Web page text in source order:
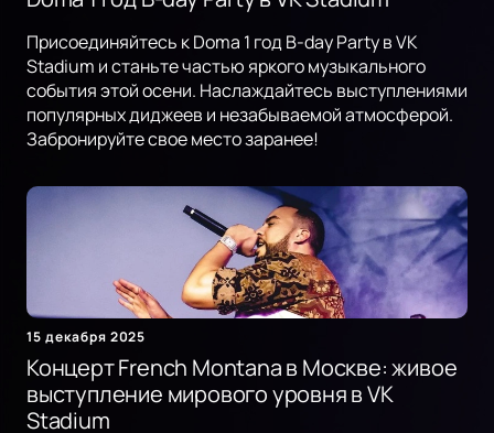
Присоединяйтесь к Doma 1 год B-day Party в VK
Stadium и станьте частью яркого музыкального
события этой осени. Наслаждайтесь выступлениями
популярных диджеев и незабываемой атмосферой.
Забронируйте свое место заранее!
15 декабря 2025
Концерт French Montana в Москве: живое
выступление мирового уровня в VK
Stadium